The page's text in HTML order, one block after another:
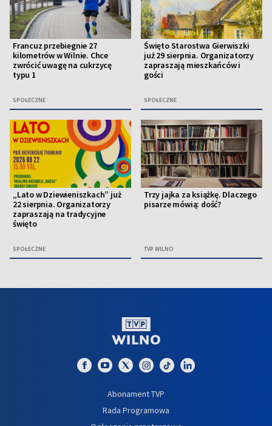
Francuz przebiegnie 27
kilometrów w Wilnie. Chce
zwrócić uwagę na cukrzycę
typu 1
SPOŁECZNE
Święto Starostwa Gierwiszki
już 29 sierpnia. Organizatorzy
zapraszają mieszkańców i
gości
SPOŁECZNE
„Lato w Dziewieniszkach” już
22 sierpnia. Organizatorzy
zapraszają na tradycyjne
święto
SPOŁECZNE
Trzy jajka za książkę. Dlaczego
pisarze mówią: dość?
TVP WILNO
Abonament TVP
Rada Programowa